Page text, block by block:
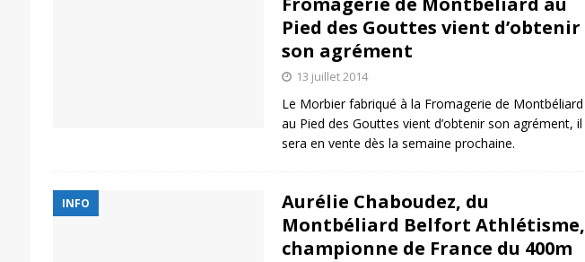
Pied des Gouttes vient d’obtenir
son agrément
13 juillet 2014
Le Morbier fabriqué à la Fromagerie de Montbéliard
au Pied des Gouttes vient d’obtenir son agrément, il
sera en vente dès la semaine prochaine.
INFO
Aurélie Chaboudez, du
Montbéliard Belfort Athlétisme,
championne de France du 400m